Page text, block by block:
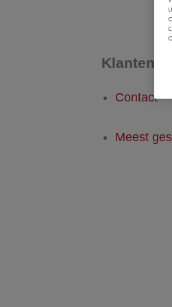
Contact
Meest